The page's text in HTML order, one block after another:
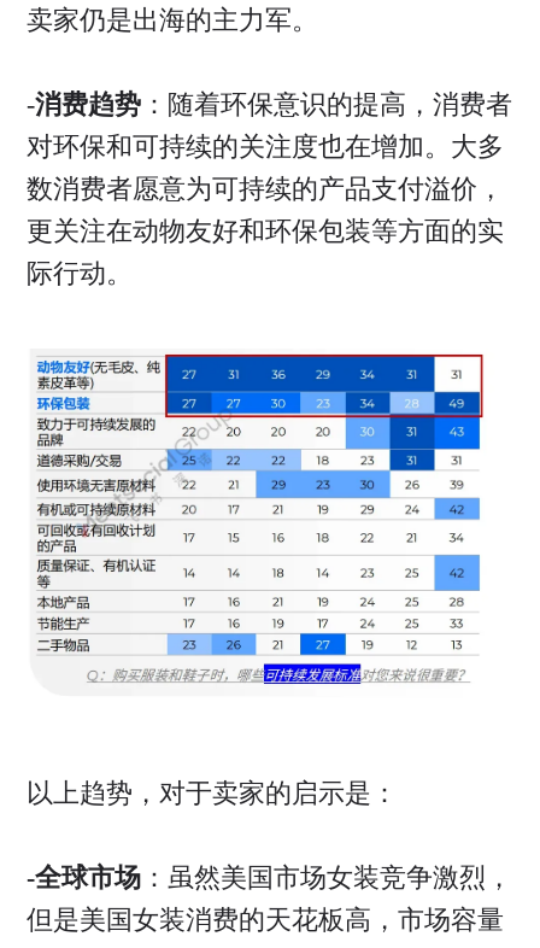
卖家仍是出海的主力军。
-消费趋势：随着环保意识的提高，消费者
对环保和可持续的关注度也在增加。大多
数消费者愿意为可持续的产品支付溢价，
更关注在动物友好和环保包装等方面的实
际行动。
以上趋势，对于卖家的启示是：
-全球市场：虽然美国市场女装竞争激烈，
但是美国女装消费的天花板高，市场容量